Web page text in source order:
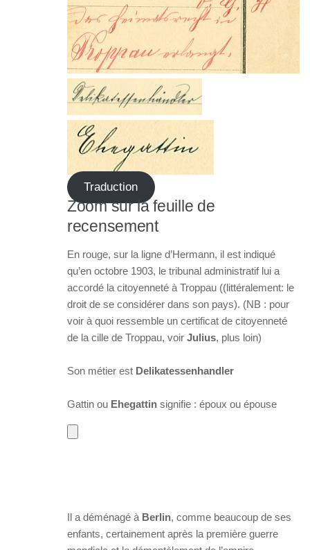
Traduction
Zoom sur la feuille de
recensement
En rouge, sur la ligne d’Hermann, il est indiqué
qu’en octobre 1903, le tribunal administratif lui a
accordé la citoyenneté à Troppau ((littéralement: le
droit de se considérer dans son pays). (NB : pour
voir à quoi ressemble un certificat de citoyenneté
de la cille de Troppau, voir Julius, plus loin)
Son métier est Delikatessenhandler
Gattin ou Ehegattin signifie : époux ou épouse
Il a déménagé à Berlin, comme beaucoup de ses
enfants, certainement après la première guerre